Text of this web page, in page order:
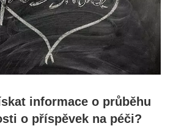
informace o průběhu
o příspěvek na péči?